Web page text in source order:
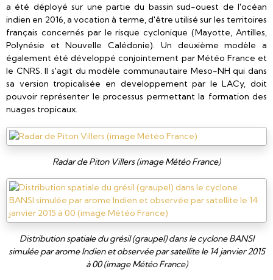
a été déployé sur une partie du bassin sud-ouest de l'océan
indien en 2016, a vocation à terme, d'être utilisé sur les territoires
français concernés par le risque cyclonique (Mayotte, Antilles,
Polynésie et Nouvelle Calédonie). Un deuxième modèle a
également été développé conjointement par Météo France et
le CNRS. Il s'agit du modèle communautaire Meso-NH qui dans
sa version tropicalisée en developpement par le LACy, doit
pouvoir représenter le processus permettant la formation des
nuages tropicaux.
Radar de Piton Villers (image Météo France)
Distribution spatiale du grésil (graupel) dans le cyclone BANSI
simulée par arome Indien et observée par satellite le 14 janvier 2015
à 00 (image Météo France)